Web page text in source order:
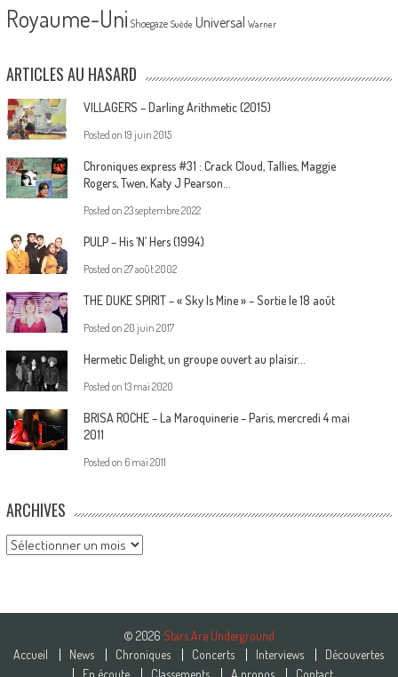
Royaume-Uni Shoegaze Suède Universal Warner
ARTICLES AU HASARD
VILLAGERS – Darling Arithmetic (2015)
Posted on 19 juin 2015
Chroniques express #31 : Crack Cloud, Tallies, Maggie
Rogers, Twen, Katy J Pearson…
Posted on 23 septembre 2022
PULP – His ‘N’ Hers (1994)
Posted on 27 août 2002
THE DUKE SPIRIT – « Sky Is Mine » – Sortie le 18 août
Posted on 20 juin 2017
Hermetic Delight, un groupe ouvert au plaisir…
Posted on 13 mai 2020
BRISA ROCHE – La Maroquinerie – Paris, mercredi 4 mai
2011
Posted on 6 mai 2011
ARCHIVES
Archives
© 2026 Stars Are Underground
Accueil
News Chroniques Concerts Interviews
Découvertes